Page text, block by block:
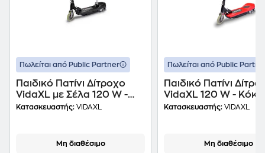
Πωλείται από Public Partner
Παιδικό Πατίνι Δίτροχο
VidaXL με Σέλα 120 W -
Μαύρο
Κατασκευαστής: VIDAXL
Μη διαθέσιμο
Πωλείται από Public
Παιδικό Πατίνι
VidaXL 120 W -
Μαύρο
Κατασκευαστής: VIDAXL
Μη διαθέσιμο